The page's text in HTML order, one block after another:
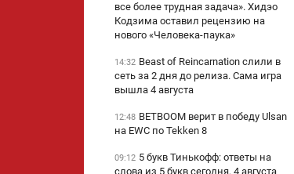
все более трудная задача». Хидэо
Кодзима оставил рецензию на
нового «Человека-паука»
14:32 Beast of Reincarnation слили в
сеть за 2 дня до релиза. Сама игра
вышла 4 августа
12:48 BETBOOM верит в победу Ulsan
на EWC по Tekken 8
09:12 5 букв Тинькофф: ответы на
слова из 5 букв сегодня, 4 августа